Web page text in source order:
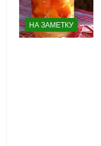
НА ЗАМЕТКУ